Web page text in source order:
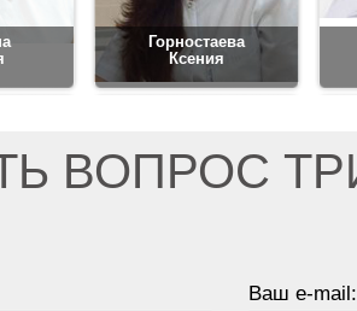
Горностаева
Ксения
ВОПРОС
Ваш e-mail: